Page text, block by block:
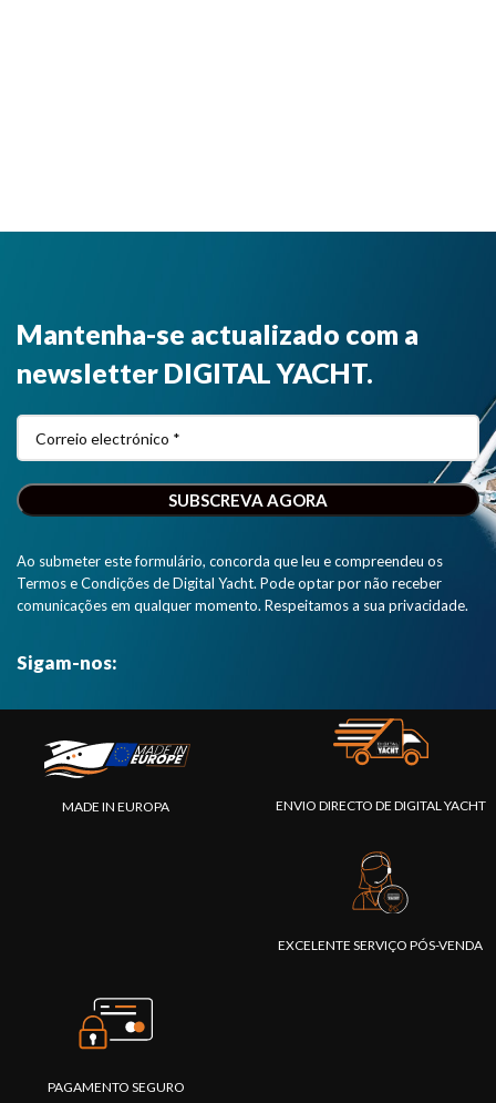
Mantenha-se actualizado com a
newsletter DIGITAL YACHT.
Ao submeter este formulário, concorda que leu e compreendeu os
Termos e Condições de Digital Yacht. Pode optar por não receber
comunicações em qualquer momento. Respeitamos a sua privacidade.
Sigam-nos:
MADE IN EUROPA ENVIO DIRECTO DE DIGITAL YACHT
EXCELENTE SERVIÇO PÓS-VENDA
PAGAMENTO SEGURO